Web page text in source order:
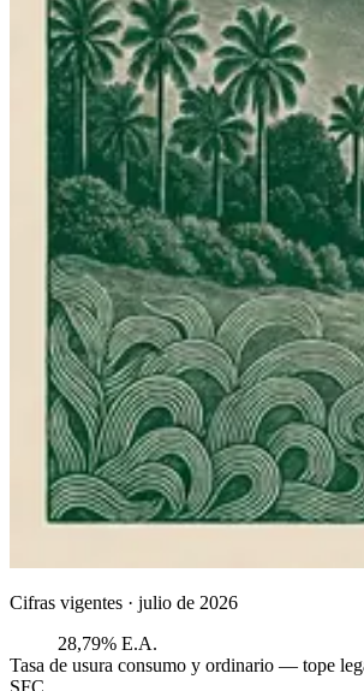
Cifras vigentes · julio de 2026
28,79% E.A.
Tasa de usura consumo y ordinario — tope
SFC